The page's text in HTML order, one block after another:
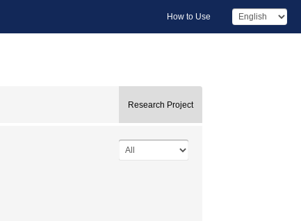
How to Use
Research Project